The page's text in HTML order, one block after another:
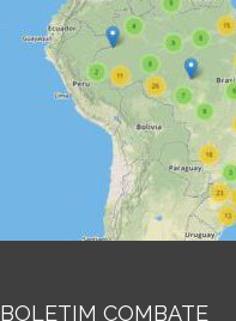
BOLETIM COMBATE